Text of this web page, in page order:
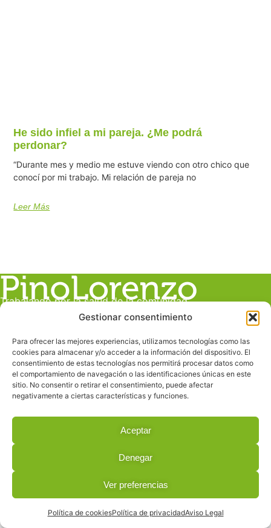
Gestionar consentimiento
Para ofrecer las mejores experiencias, utilizamos tecnologías como las
cookies para almacenar y/o acceder a la información del dispositivo. El
consentimiento de estas tecnologías nos permitirá procesar datos como
el comportamiento de navegación o las identificaciones únicas en este
sitio. No consentir o retirar el consentimiento, puede afectar
negativamente a ciertas características y funciones.
Aceptar
Denegar
Ver preferencias
Política de cookiesPolítica de privacidadAviso Legal
He sido infiel a mi pareja. ¿Me podrá
perdonar?
“Durante mes y medio me estuve viendo con otro chico que
conocí por mi trabajo. Mi relación de pareja no
Leer Más
Trabajando por la salud de la comunidad
Dirección
c/ Juan Manuel Durán González, 19 C
Despacho E
Las Palmas de Gran Canaria
Contacto
619 228 160